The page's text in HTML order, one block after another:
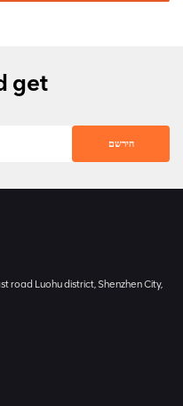
get
road Luohu district, Shenzhen City,